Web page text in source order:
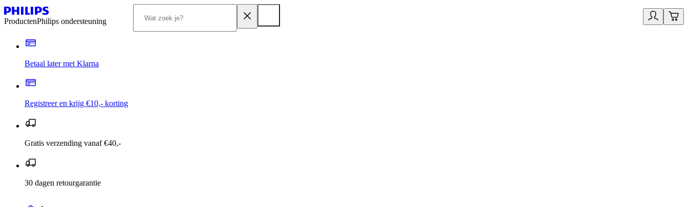
ProductenPhilips ondersteuning
Betaal later met Klarna
Registreer en krijg €10,- korting
Gratis verzending vanaf €40,-
30 dagen retourgarantie